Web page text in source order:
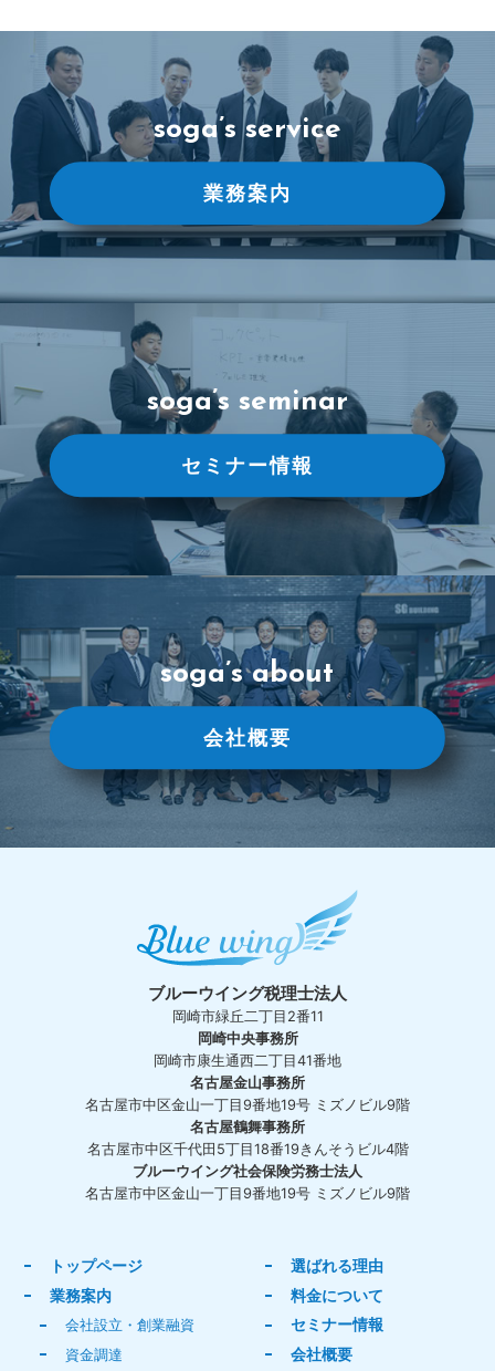
soga’s service
業務案内
soga’s seminar
セミナー情報
soga’s about
会社概要
ブルーウイング税理士法人
岡崎市緑丘二丁目2番11
岡崎中央事務所
岡崎市康生通西二丁目41番地
名古屋金山事務所
名古屋市中区金山一丁目9番地19号 ミズノビル9階
名古屋鶴舞事務所
名古屋市中区千代田5丁目18番19きんそうビル4階
ブルーウイング社会保険労務士法人
名古屋市中区金山一丁目9番地19号 ミズノビル9階
トップページ
業務案内
会社設立・創業融資
資金調達
選ばれる理由
料金について
セミナー情報
会社概要